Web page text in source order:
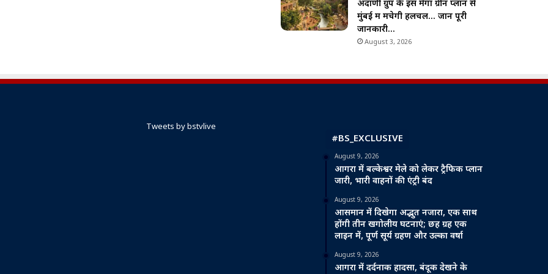
अदाणी ग्रुप के इस मेगा ग्रीन प्लान से
मुंबई में मचेगी हलचल… जानें पूरी
जानकारी…
August 3, 2026
Tweets by bstvlive
#BS_EXCLUSIVE
August 9, 2026
आगरा में बल्केश्वर मेले को लेकर ट्रैफिक प्लान
जारी, भारी वाहनों की एंट्री बंद
August 9, 2026
आसमान में दिखेगा अद्भुत नजारा, एक साथ
होंगी तीन खगोलीय घटनाएं; छह ग्रह एक
लाइन में, पूर्ण सूर्य ग्रहण और उल्का वर्षा
August 9, 2026
आगरा में दर्दनाक हादसा, बंदूक देखने के